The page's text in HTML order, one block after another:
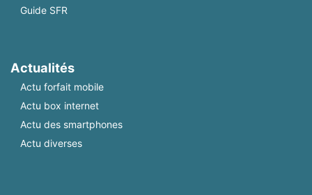
Guide SFR
Actualités
Actu forfait mobile
Actu box internet
Actu des smartphones
Actu diverses